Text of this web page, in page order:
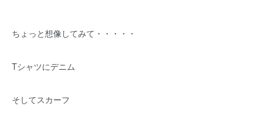
ちょっと想像してみて・・・・・
Tシャツにデニム
そしてスカーフ